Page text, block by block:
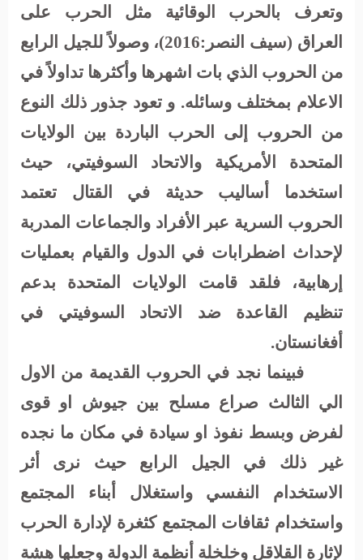
وتعرف بالحرب الوقائية مثل الحرب على
العراق (سيف النصر:2016)، وصولاً للجيل الرابع
من الحروب الذي بات اشهرها وأكثرها تداولاً في
الاعلام بمختلف وسائله. و تعود جذور ذلك النوع
من الحروب إلى الحرب الباردة بين الولايات
المتحدة الأمريكية والاتحاد السوفيتي، حيث
استخدما أساليب حديثة في القتال تعتمد
الحروب السرية عبر الأفراد والجماعات المدربة
لإحداث اضطرابات في الدول والقيام بعمليات
إرهابية، فلقد قامت الولايات المتحدة بدعم
تنظيم القاعدة ضد الاتحاد السوفيتي في
أفغانستان.
فبينما نجد في الحروب القديمة من الاول
الي الثالث صراع مسلح بين جيوش او قوى
لفرض وبسط نفوذ او سيادة في مكان ما نجده
غير ذلك في الجيل الرابع حيث نرى أثر
الاستخدام النفسي واستغلال أبناء المجتمع
واستخدام ثقافات المجتمع كثغرة لإدارة الحرب
لإثارة القلاقل وخلخلة أنظمة الدولة وجعلها هشة